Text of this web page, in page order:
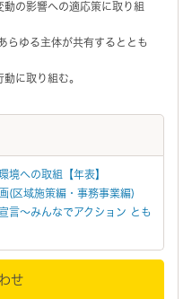
の影響への適応策に取り組
ゆる主体が共有するととも
に取り組む。
境への取組【年表】
(区域施策編・事務事業編)
言～みんなでアクション とも
せ